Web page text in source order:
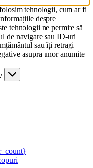
tehnologii, cum ar fi
despre
tehnologii ne permite să
de navigare sau ID-uri
sau îți retragi
asupra unor anumite